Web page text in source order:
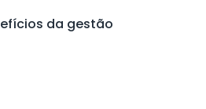
da gestão